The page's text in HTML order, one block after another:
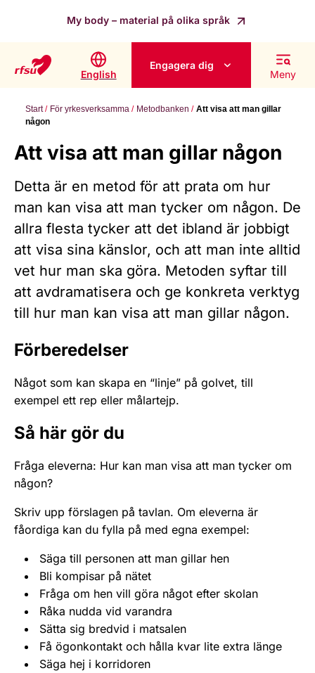
My body – material på olika språk
English
Engagera dig
Meny
Start För yrkesverksamma Metodbanken
Att visa att man gillar
någon
Att visa att man gillar någon
Detta är en metod för att prata om hur
man kan visa att man tycker om någon. De
allra flesta tycker att det ibland är jobbigt
att visa sina känslor, och att man inte alltid
vet hur man ska göra. Metoden syftar till
att avdramatisera och ge konkreta verktyg
till hur man kan visa att man gillar någon.
Förberedelser
Något som kan skapa en “linje” på golvet, till
exempel ett rep eller målartejp.
Så här gör du
Fråga eleverna: Hur kan man visa att man tycker om
någon?
Skriv upp förslagen på tavlan. Om eleverna är
fåordiga kan du fylla på med egna exempel:
Säga till personen att man gillar hen
Bli kompisar på nätet
Fråga om hen vill göra något efter skolan
Råka nudda vid varandra
Sätta sig bredvid i matsalen
Få ögonkontakt och hålla kvar lite extra länge
Säga hej i korridoren